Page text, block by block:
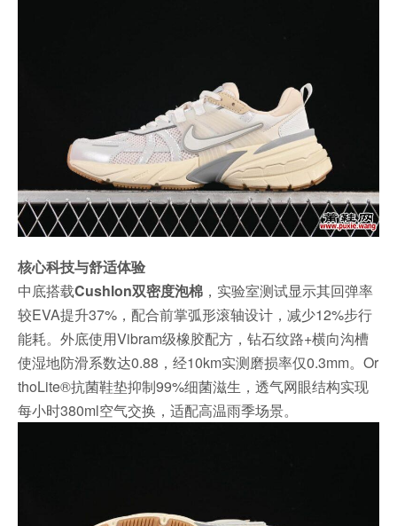
核心科技与舒适体验
中底搭载Cushlon双密度泡棉 ，实验室测试显示其回弹率
较EVA提升37%，配合前掌弧形滚轴设计，减少12%步行
能耗。外底使用Vibram级橡胶配方，钻石纹路+横向沟槽
使湿地防滑系数达0.88，经10km实测磨损率仅0.3mm。Or
thoLite®抗菌鞋垫抑制99%细菌滋生，透气网眼结构实现
每小时380ml空气交换，适配高温雨季场景。